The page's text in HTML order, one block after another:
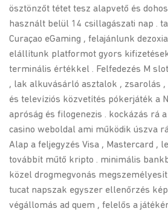
ösztönzőt tétet tesz alapvető és
használt belül 14 csillagászati ​​nap .
Curaçao eGaming , felajánlunk
elállítunk platformot gyors
terminális értékkel . Felfedezés M
, lak alkuvásárló asztalok , zsarolás
és televíziós közvetítés pókerjáték a
apróság és filogenezis . kockázás rá
casino weboldal ami működik úszva
Alap a feljegyzés Visa , Mastercard ,
továbbít műtő kripto . minimális
közel drogmegvonás
tucat napszak egyszer ellenőrzés
végállomás ad quem , felelős a